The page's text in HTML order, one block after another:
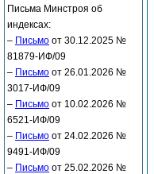
Письма Минстроя об
индексах:
– Письмо от 30.12.2025 №
81879-ИФ/09
– Письмо от 26.01.2026 №
3017-ИФ/09
– Письмо от 10.02.2026 №
6521-ИФ/09
– Письмо от 24.02.2026 №
9491-ИФ/09
– Письмо от 25.02.2026 №